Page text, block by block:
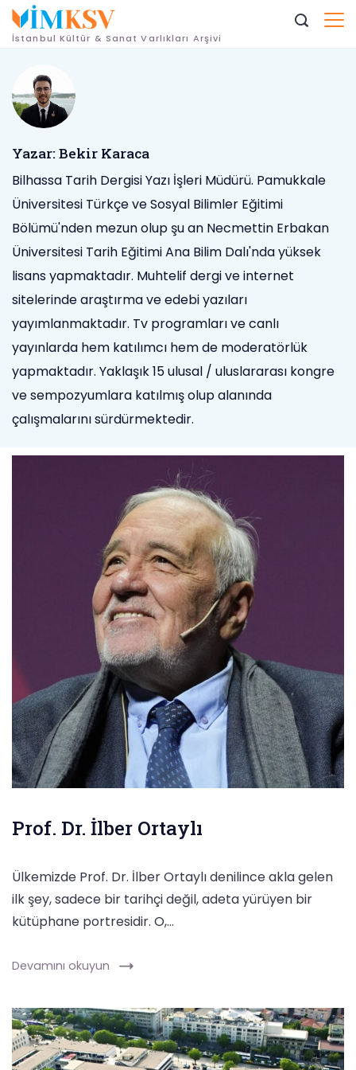
İçeriğe
geçİstanbul Kültür & Sanat Varlıkları Arşivi
Yazar: Bekir Karaca
Bilhassa Tarih Dergisi Yazı İşleri Müdürü. Pamukkale
Üniversitesi Türkçe ve Sosyal Bilimler Eğitimi
Bölümü'nden mezun olup şu an Necmettin Erbakan
Üniversitesi Tarih Eğitimi Ana Bilim Dalı'nda yüksek
lisans yapmaktadır. Muhtelif dergi ve internet
sitelerinde araştırma ve edebi yazıları
yayımlanmaktadır. Tv programları ve canlı
yayınlarda hem katılımcı hem de moderatörlük
yapmaktadır. Yaklaşık 15 ulusal / uluslararası kongre
ve sempozyumlara katılmış olup alanında
çalışmalarını sürdürmektedir.
Prof. Dr. İlber Ortaylı
Ülkemizde Prof. Dr. İlber Ortaylı denilince akla gelen
ilk şey, sadece bir tarihçi değil, adeta yürüyen bir
kütüphane portresidir. O,…
Devamını okuyun
vefa